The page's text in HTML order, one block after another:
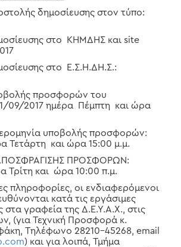
δημοσίευσης στον τύπο:
στο ΚΗΜΔΗΣ και site
στο Ε.Σ.Η.ΔΗ.Σ.:
προσφορών του
09/2017 ημέρα Πέμπτη και ώρα
υποβολής προσφορών:
Τετάρτη και ώρα 15:00 μ.μ.
ΠΡΟΣΦΟΡΩΝ:
Τρίτη και ώρα 10:00 π.μ.
πληροφορίες, οι ενδιαφερόμενοι
κατά τις εργάσιμες
στα γραφεία της Δ.Ε.Υ.Α.Χ., στις
(για Τεχνική Προσφορά κ.
Τηλέφωνο 28210-45268, email
.com) και για λοιπά, Τμήμα